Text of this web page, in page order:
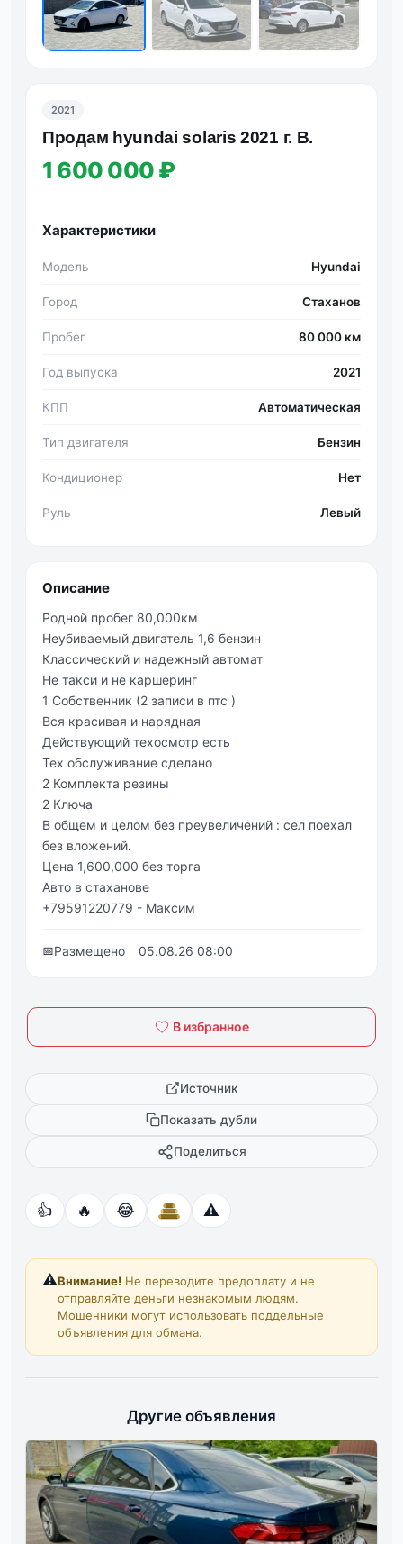
2021
Продам hyundai solaris 2021 г. В.
1 600 000 ₽
Характеристики
Модель Hyundai
Город Стаханов
Пробег 80 000 км
Год выпуска 2021
КПП Автоматическая
Тип двигателя Бензин
Кондиционер Нет
Руль Левый
Описание
Родной пробег 80,000км
Неубиваемый двигатель 1,6 бензин
Классический и надежный автомат
Не такси и не каршеринг
1 Собственник (2 записи в птс )
Вся красивая и нарядная
Действующий техосмотр есть
Тех обслуживание сделано
2 Комплекта резины
2 Ключа
В общем и целом без преувеличений : сел поехал
без вложений.
Цена 1,600,000 без торга
Авто в стаханове
+79591220779 - Максим
📅Размещено 05.08.26 08:00
В избранное
Источник
Показать дубли
Поделиться
👍 🔥 😂 ⚠️
⚠️Внимание! Не переводите предоплату и не
отправляйте деньги незнакомым людям.
Мошенники могут использовать поддельные
объявления для обмана.
Другие объявления